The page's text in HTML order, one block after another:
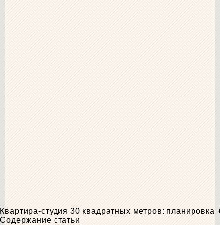
Квартира-студия 30 квадратных метров: планировка
Содержание статьи